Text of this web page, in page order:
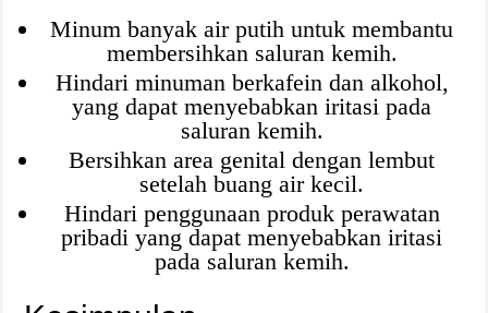
Minum banyak air putih untuk membantu
membersihkan saluran kemih.
Hindari minuman berkafein dan alkohol,
yang dapat menyebabkan iritasi pada
saluran kemih.
Bersihkan area genital dengan lembut
setelah buang air kecil.
Hindari penggunaan produk perawatan
pribadi yang dapat menyebabkan iritasi
pada saluran kemih.